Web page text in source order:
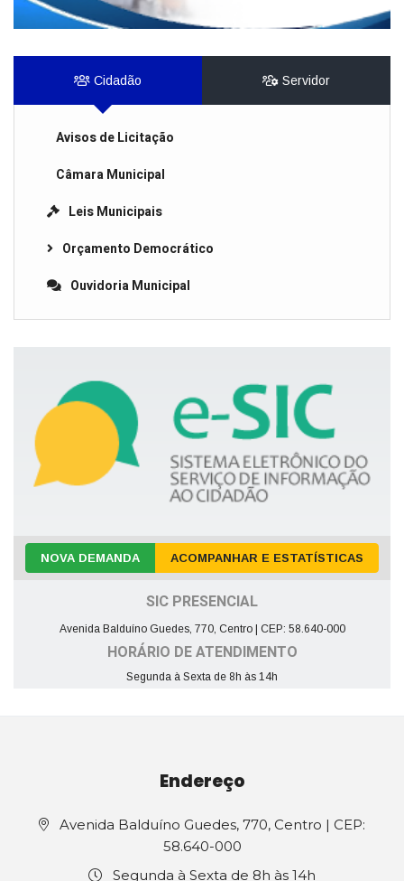
Cidadão Servidor
Avisos de Licitação
Câmara Municipal
Leis Municipais
Orçamento Democrático
Ouvidoria Municipal
NOVA DEMANDA ACOMPANHAR E ESTATÍSTICAS
SIC PRESENCIAL
Avenida Balduíno Guedes, 770, Centro | CEP: 58.640-000
HORÁRIO DE ATENDIMENTO
Segunda à Sexta de 8h às 14h
Endereço
Avenida Balduíno Guedes, 770, Centro | CEP:
58.640-000
Segunda à Sexta de 8h às 14h